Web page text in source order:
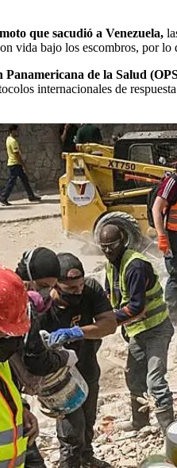
que sacudió a Venezuela,
vida bajo los escombros, por
de la Salud
internacionales de